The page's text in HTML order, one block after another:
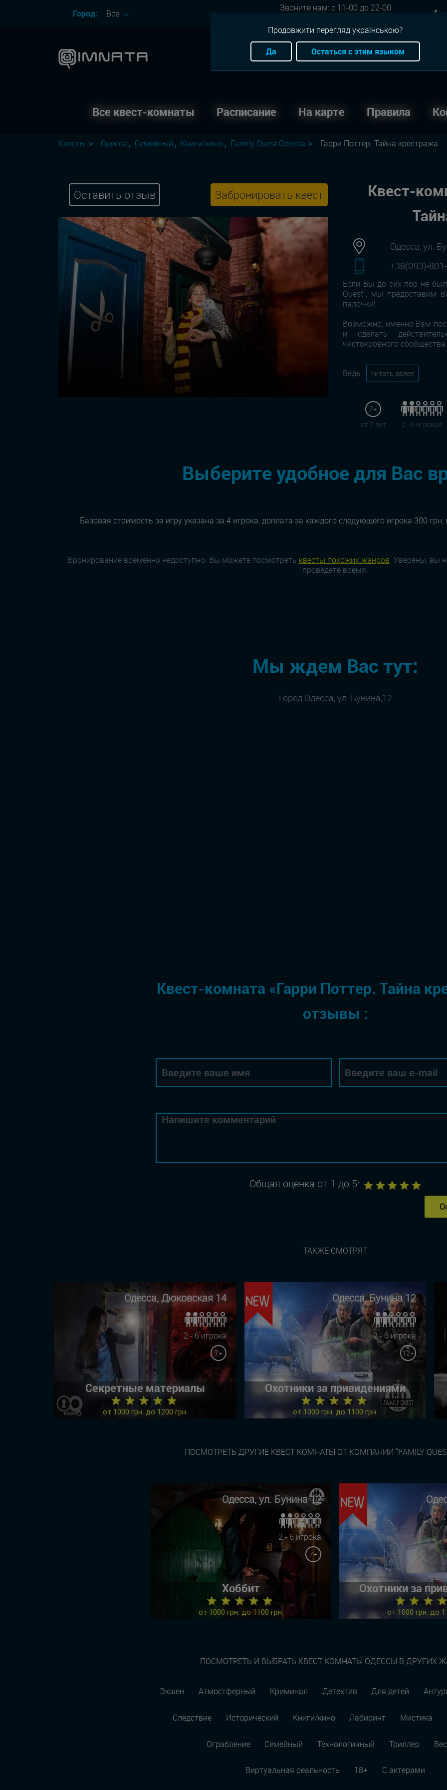
Город: Все
Звоните нам: с 11-00 до 22-00
Все квест-комнаты Расписание На карте Правила
Квесты Одесса Семейный Книги/кино Family Quest Odessa Гарри Поттер. Тайна крестража
Оставить отзыв Забронировать квест
Квест-
Одесса, ул.
+38(093)-
Если Вы до сих пор не
Quest", мы предоставим
палочки!
Возможно, именно Вам
и сделать
чистокровного сообщества.
Ведь Читать далее
7+
от 7 лет
2 - 6 игроков
Выберите удобное для Вас
Базовая стоимость за игру указана за 4 игрока, доплата за каждого следующего игрока 300
Бронирование временно недоступно. Вы можете посмотреть квесты похожих жанров. Уверены, вы
проведете время.
Мы ждем Вас тут:
Город Одесса, ул. Бунина,12
Квест-комната «Гарри Поттер. Тайна
отзывы :
Общая оценка от 1 до 5: 4
3
2
1
ТАКЖЕ СМОТРЯТ
Одесса, Дюковская 14
2 - 6 игрока
7+
Секретные материалы
★ ★ ★ ★ ★
от 1000 грн. до 1200 грн.
Одесса, Бунина 12
2 - 6 игрока
12+
Охотники за привидениями
★ ★ ★ ★ ★
от 1000 грн. до 1100 грн.
ПОСМОТРЕТЬ ДРУГИЕ КВЕСТ КОМНАТЫ ОТ КОМПАНИИ "FAMILY
Одесса, ул. Бунина 12
2 - 6 игрока
7+
Хоббит
★ ★ ★ ★ ★
от 1000 грн. до 1100 грн.
Охотники за
★ ★ ★
от 1000 грн. до
ПОСМОТРЕТЬ И ВЫБРАТЬ КВЕСТ КОМНАТЫ ОДЕССЫ В ДРУГИХ
Экшен Атмостферный Криминал Детектив Для детей
Следствие Исторический Книги/кино Лабиринт Мистика
Ограбление Семейный Технологичный Триллер
Виртуальная реальность 18+ С актерами
Продовжити перегляд українською?
Да
Остаться с этим языком